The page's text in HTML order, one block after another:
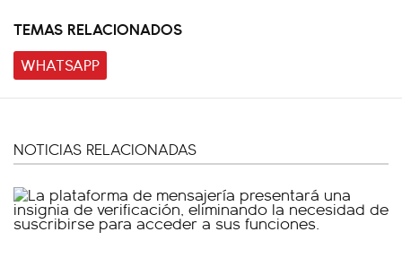
TEMAS RELACIONADOS
WHATSAPP
NOTICIAS RELACIONADAS